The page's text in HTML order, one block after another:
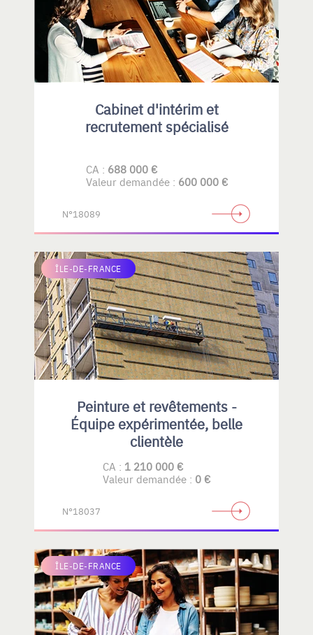
Cabinet d'intérim et
recrutement spécialisé
CA : 688 000 €
Valeur demandée : 600 000 €
N°18089
ÎLE-DE-FRANCE
Peinture et revêtements -
Équipe expérimentée, belle
clientèle
CA : 1 210 000 €
Valeur demandée : 0 €
N°18037
ÎLE-DE-FRANCE